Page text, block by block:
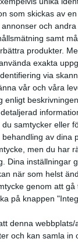
som skickas av
och andra
samt
produkter.
exakta
via
vår och våra
enligt
samtycker eller
av dina
men du har
Dina inställningar
när som helst
genom att gå
på knappen
denna
och kan samla in
längs
gången. Den som
hen har
Electric Car
Elbilen i
snart på
secc.